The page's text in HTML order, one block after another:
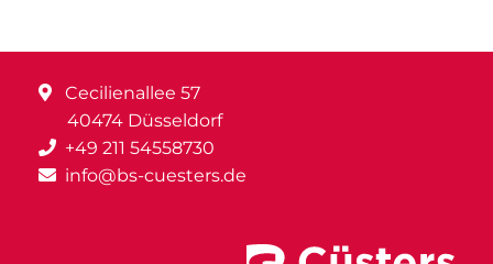
Cecilienallee 57
40474 Düsseldorf
+49 211 54558730
info@bs-cuesters.de